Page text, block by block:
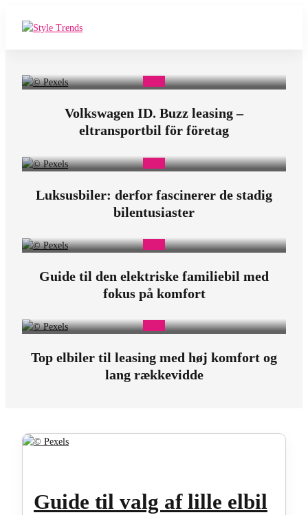
a
s
i
r
Volkswagen ID. Buzz leasing –
eltransportbil för företag
Luksusbiler: derfor fascinerer de stadig
bilentusiaster
Guide til den elektriske familiebil med
fokus på komfort
Top elbiler til leasing med høj komfort og
lang rækkevidde
Guide til valg af lille elbil